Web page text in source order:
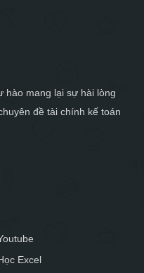
hào mang lại sự hài lòng
đề tài chính kế toán
Excel